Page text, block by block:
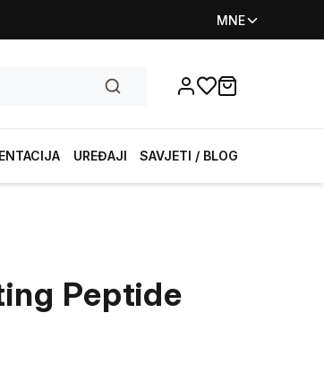
MNE
Favorites
items in cart,
UREĐAJI SAVJETI / BLOG
Peptide